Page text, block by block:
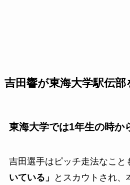
吉田響が東海大学駅伝
東海大学では1年生の時か
吉田選手はピッチ走法なこと
いている」
とスカウトされ、